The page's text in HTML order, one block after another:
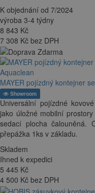
K objednání od 7/2024
výroba 3-4 týdny
8 843 Kč
7 308 Kč bez DPH
MAYER pojízdný kontejner
Showroom
Universální pojízdné
jako úložné mobilní
sedací plocha čalouněná.
přepážka 1ks v základu.
Skladem
Ihned k expedici
5 445 Kč
4 500 Kč bez DPH